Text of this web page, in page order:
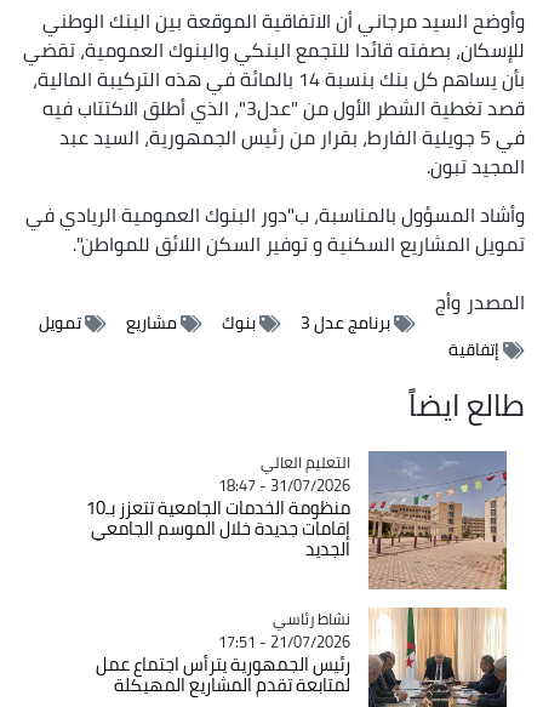
وأوضح السيد مرجاني أن الاتفاقية الموقعة بين البنك الوطني
للإسكان، بصفته قائدا للتجمع البنكي والبنوك العمومية، تقضي
بأن يساهم كل بنك بنسبة 14 بالمائة في هذه التركيبة المالية،
قصد تغطية الشطر الأول من "عدل3"، الذي أطلق الاكتتاب فيه
في 5 جويلية الفارط، بقرار من رئيس الجمهورية، السيد عبد
المجيد تبون.
وأشاد المسؤول بالمناسبة، ب"دور البنوك العمومية الريادي في
تمويل المشاريع السكنية و توفير السكن اللائق للمواطن".
المصدروأج
برنامج عدل 3 بنوك مشاريع
تمويل
إتفاقية
طالع ايضاً
Catégorie
التعليم العالي
31/07/2026 - 18:47
منظومة الخدمات الجامعية تتعزز بـ10
إقامات جديدة خلال الموسم الجامعي
الجديد
Catégorie
نشاط رئاسي
21/07/2026 - 17:51
رئيس الجمهورية يترأس اجتماع عمل
لمتابعة تقدم المشاريع المهيكلة